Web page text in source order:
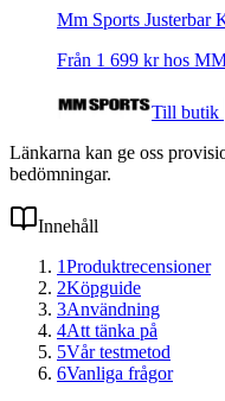
Mm Sports Justerbar
Från 1 699 kr hos
Till butik
Länkarna kan ge oss
bedömningar.
Innehåll
1Produktrecensioner
2Köpguide
3Användning
4Att tänka på
5Vår testmetod
6Vanliga frågor